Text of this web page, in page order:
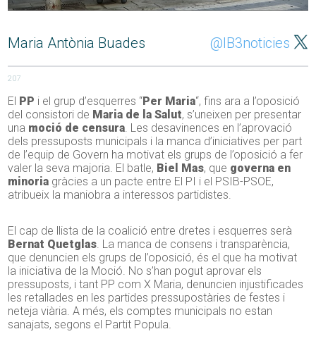
Maria Antònia Buades @IB3noticies
207
El PP i el grup d’esquerres “Per Maria“, fins ara a l’oposició
del consistori de Maria de la Salut, s’uneixen per presentar
una moció de censura. Les desavinences en l’aprovació
dels pressuposts municipals i la manca d’iniciatives per part
de l’equip de Govern ha motivat els grups de l’oposició a fer
valer la seva majoria. El batle, Biel Mas, que governa en
minoria gràcies a un pacte entre El PI i el PSIB-PSOE,
atribueix la maniobra a interessos partidistes.
El cap de llista de la coalició entre dretes i esquerres serà
Bernat Quetglas. La manca de consens i transparència,
que denuncien els grups de l’oposició, és el que ha motivat
la iniciativa de la Moció. No s’han pogut aprovar els
pressuposts, i tant PP com X Maria, denuncien injustificades
les retallades en les partides pressupostàries de festes i
neteja viària. A més, els comptes municipals no estan
sanajats, segons el Partit Popula.